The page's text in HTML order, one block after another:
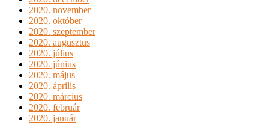
2020. november
2020. október
2020. szeptember
2020. augusztus
2020. július
2020. június
2020. május
2020. április
2020. március
2020. február
2020. január